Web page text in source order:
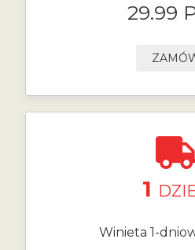
29.99
1
Winieta 1-